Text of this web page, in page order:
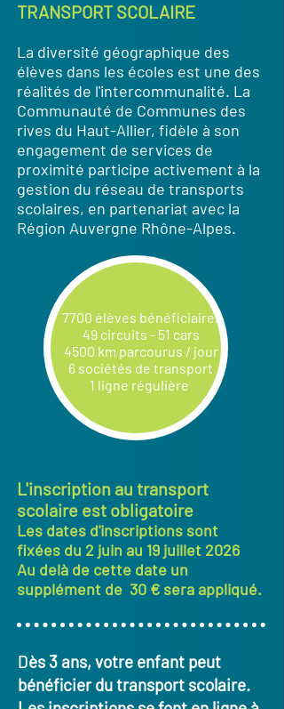
TRANSPORT SCOLAIRE
La diversité géographique des
élèves dans les écoles est une des
réalités de l'intercommunalité. La
Communauté de Communes des
rives du Haut-Allier, fidèle à son
engagement de services de
proximité participe activement à la
gestion du réseau de transports
scolaires, en partenariat avec la
Région Auvergne Rhône-Alpes.
7700 élèves bénéficiaires
49 circuits - 51 cars
4500 km parcourus / jour
6 sociétés de transport
1 ligne régulière
L'inscription au transport
scolaire est obligatoire
Les dates d'inscriptions sont
fixées du 2 juin au 19 juillet 2026
Au delà de cette date un
supplément de 30 € sera appliqué.
Dès 3 ans, votre enfant peut
bénéficier du transport scolaire.